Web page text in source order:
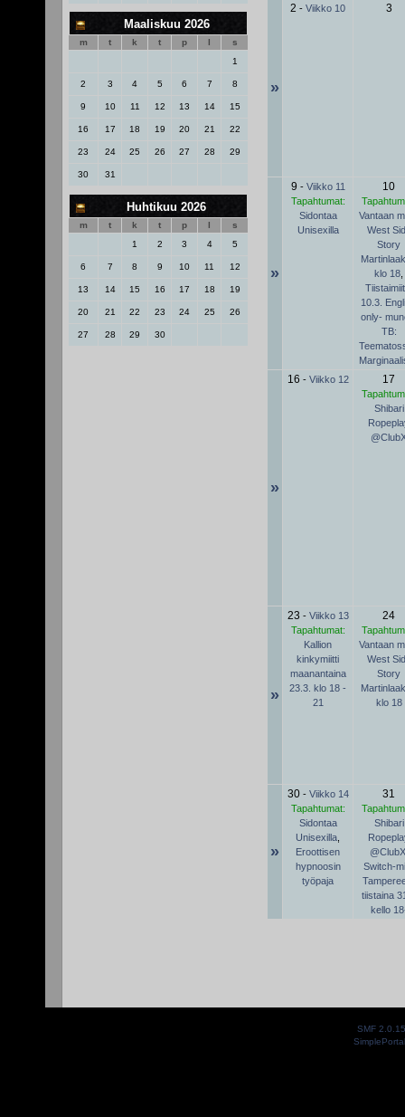
Maaliskuu 2026
m t k t p l
s
1
2 3 4 5 6 7 8
9 10 11 12 13 14 15
16 17 18 19 20 21 22
23 24 25 26 27 28 29
30 31
Huhtikuu 2026
m t k t p l
s
1
2 3 4 5
6 7 8 9 10 11 12
13 14 15 16 17 18 19
20 21 22 23 24 25 26
27 28 29 30
»
2 - Viikko 10 3
»
9 - Viikko 11
Tapahtumat:
Sidontaa
Unisexilla
10
Vantaan
West
Story
klo 18
10.3.
only-
TB:
»
16 - Viikko 12 17
Shibari
»
23 - Viikko 13
Tapahtumat:
Kallion
kinkymiitti
maanantaina
23.3. klo 18 -
21
24
Vantaan
West
Story
klo 18
»
30- Viikko 14
Tapahtumat:
Sidontaa
Unisexilla
Eroottisen
hypnoosin
työpaja
31
Shibari
@ClubX
Switch-
tiistaina
kello
SMF 2.0.15